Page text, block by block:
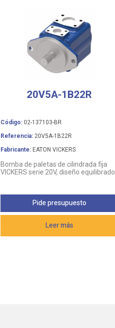
20V5A-1B22R
Código: 02-137103-BR
Referencia: 20V5A-1B22R
Fabricante: EATON VICKERS
Bomba de paletas de cilindrada fija
VICKERS serie 20V, diseño equilibrado
Leer más
Pide presupuesto